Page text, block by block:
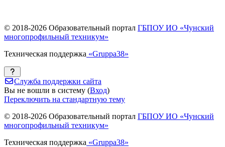
© 2018-2026 Образовательный портал ГБПОУ ИО «Чунский
многопрофильный техникум»
Техническая поддержка «Gruppa38»
Служба поддержки сайта
Вы не вошли в систему (Вход)
Переключить на стандартную тему
© 2018-2026 Образовательный портал ГБПОУ ИО «Чунский
многопрофильный техникум»
Техническая поддержка «Gruppa38»